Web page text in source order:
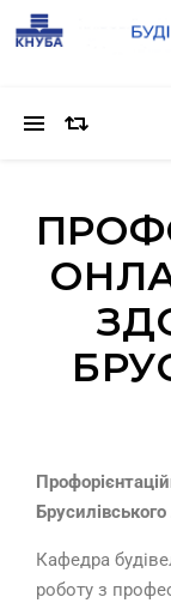
Кафедра
роботу з